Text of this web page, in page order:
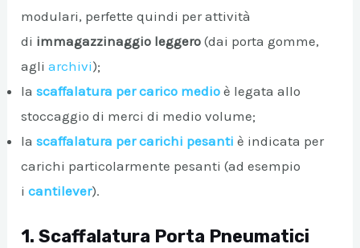
modulari, perfette quindi per attività
di immagazzinaggio leggero (dai porta gomme,
agliarchivi);
lascaffalatura per carico medio è legata allo
stoccaggio di merci di medio volume;
la scaffalatura per carichi pesanti è indicata per
carichi particolarmente pesanti (ad esempio
icantilever).
1. Scaffalatura Porta Pneumatici